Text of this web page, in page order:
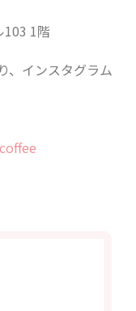
103 1階
、インスタグラム